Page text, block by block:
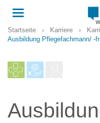
Toggle
navigation
Startseite › Karriere ›
Ausbildung Pflegefachmann/ -